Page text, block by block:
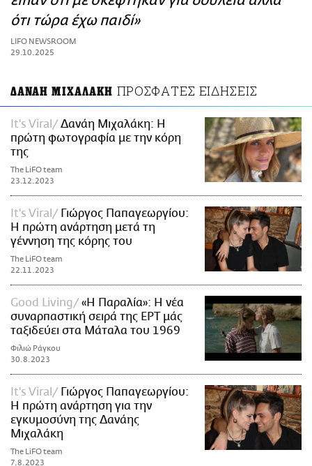
ΑΜΠΑ
PRINT
ότι τώρα έχω παιδί»
LIFO NEWSROOM
29.10.2025
ΔΑΝΑΗ ΜΙΧΑΛΑΚΗ ΠΡΟΣΦΑΤΕΣ ΕΙΔΗΣΕΙΣ
It's Viral
Δανάη Μιχαλάκη: Η
πρώτη φωτογραφία με την κόρη
της
The LiFO team
23.12.2023
It's Viral
Γιώργος Παπαγεωργίου:
Η πρώτη ανάρτηση μετά τη
γέννηση της κόρης του
The LiFO team
22.11.2023
Good Living
«Η Παραλία»: Η νέα
συναρπαστική σειρά της ΕΡΤ μάς
ταξιδεύει στα Μάταλα του 1969
Φιλιώ Ράγκου
30.8.2023
It's Viral
Γιώργος Παπαγεωργίου:
Η πρώτη ανάρτηση για την
εγκυμοσύνη της Δανάης
Μιχαλάκη
The LiFO team
7.8.2023